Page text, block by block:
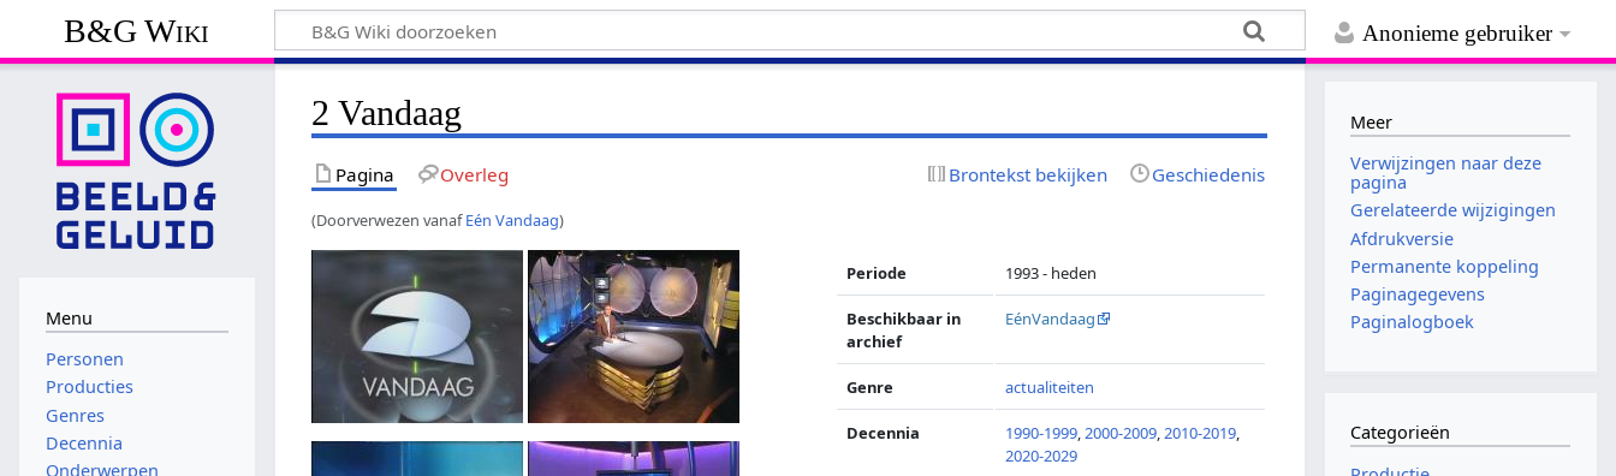
Anonieme gebruiker
B&G Wiki
2 Vandaag
Pagina Overleg Brontekst bekijken Geschiedenis
(Doorverwezen vanafEén Vandaag)
Periode 1993 - heden
Beschikbaar in
archief
EénVandaag
Genre actualiteiten
Decennia 1990-1999,2000-2009,2010-2019,
2020-2029
Menu
Personen
Producties
Genres
Decennia
Onderwerpen
Meer
Verwijzingen naar deze
pagina
Gerelateerde wijzigingen
Afdrukversie
Permanente koppeling
Paginagegevens
Paginalogboek
Categorieën